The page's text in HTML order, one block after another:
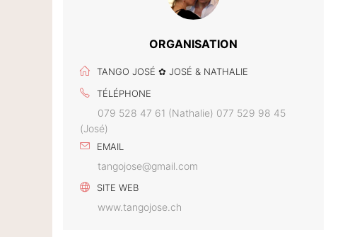
ORGANISATION
TANGO JOSÉ ✿ JOSÉ & NATHALIE
TÉLÉPHONE
079 528 47 61 (Nathalie) 077 529 98 45
(José)
EMAIL
tangojose@gmail.com
SITE WEB
www.tangojose.ch